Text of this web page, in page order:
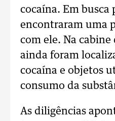
cocaína. Em busca
encontraram uma
com ele. Na
ainda foram
cocaína e objetos
consumo da
As diligências